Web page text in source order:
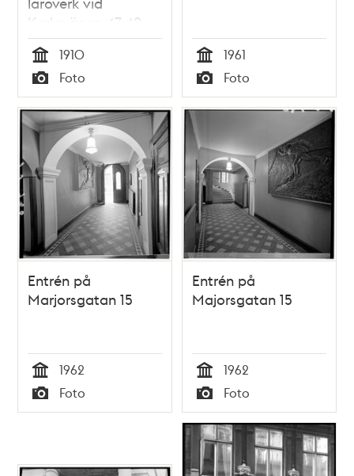
Karlavägen 47-49
Tid
1910
Typ
Foto Tid
1961
Typ
Foto
Entrén på
Marjorsgatan 15
Tid
1962
Typ
Foto
Entrén på
Majorsgatan 15
Tid
1962
Typ
Foto